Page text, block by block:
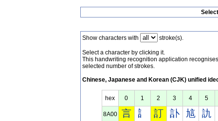
Show characters with stroke(s).
Select a character by clicking it.
This handwriting recognition application
selected number of strokes.
Chinese, Japanese and Korean (CJK) unified
hex 0 1 2 3 4 5
8A00 言 訁 訂 訃 訄 訅